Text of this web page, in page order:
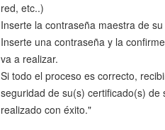
red, etc..)
Inserte la contraseña maestra de
Inserte una contraseña y la
va a realizar.
Si todo el proceso es correcto,
seguridad de su(s) certificado(s)
realizado con éxito."